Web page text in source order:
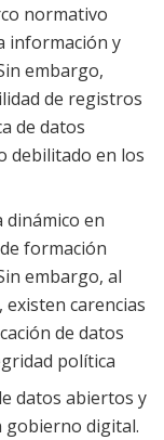
normativo
información y
embargo,
de registros
de datos
debilitado en los
dinámico en
formación
embargo, al
carencias
de datos
política
datos abiertos y
gobierno digital.